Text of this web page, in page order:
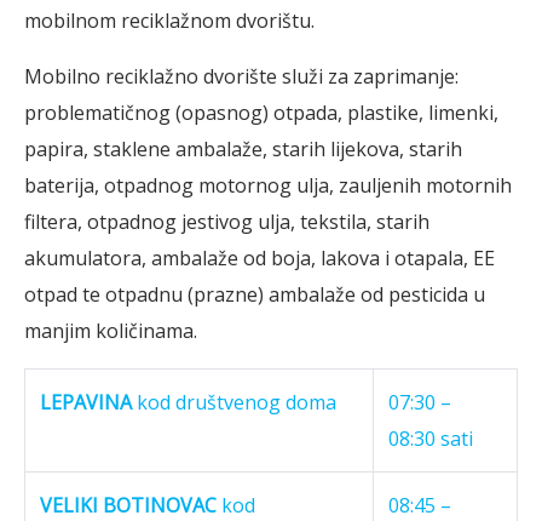
mobilnom reciklažnom dvorištu.
Mobilno reciklažno dvorište služi za zaprimanje:
problematičnog (opasnog) otpada, plastike, limenki,
papira, staklene ambalaže, starih lijekova, starih
baterija, otpadnog motornog ulja, zauljenih motornih
filtera, otpadnog jestivog ulja, tekstila, starih
akumulatora, ambalaže od boja, lakova i otapala, EE
otpad te otpadnu (prazne) ambalaže od pesticida u
manjim količinama.
LEPAVINAkod društvenog doma
07:30 –
08:30 sati
VELIKI BOTINOVAC kod
08:45 –